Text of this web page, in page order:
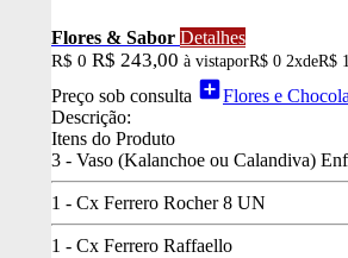
Flores & Sabor Detalhes
R$ 0 R$ 243,00 à vistaporR$ 0 2xdeR$
Preço sob consulta add_boxFlores e
Descrição:
Itens do Produto
3 - Vaso (Kalanchoe ou Calandiva)
1 - Cx Ferrero Rocher 8 UN
1 - Cx Ferrero Raffaello